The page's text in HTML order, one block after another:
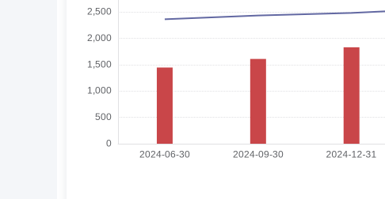
周元 独立董事 任职日期：2025-01-16
周元先生：于中国北京大学及美国布兰迪斯大学接受教育。周元
风险模式、金融软件架构及财务市场改革；并且曾为中国证券监
务。自1988年至1994年期间，周先生任职于波士顿的道富银行，